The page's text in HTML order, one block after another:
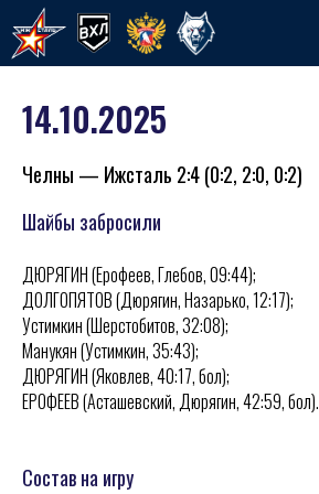
14.10.2025
Челны — Ижсталь 2:4 (0:2, 2:0, 0:2)
Шайбы забросили
ДЮРЯГИН (Ерофеев, Глебов, 09:44);
ДОЛГОПЯТОВ (Дюрягин, Назарько, 12:17);
Устимкин (Шерстобитов, 32:08);
Манукян (Устимкин, 35:43);
ДЮРЯГИН (Яковлев, 40:17, бол);
ЕРОФЕЕВ (Асташевский, Дюрягин, 42:59, бол).
Состав на игру